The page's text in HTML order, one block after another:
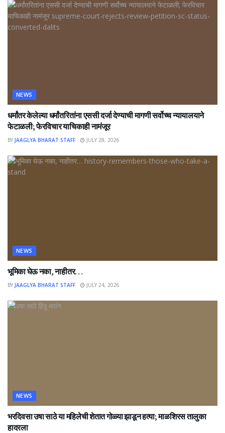
NEWS
धर्मांतर केलेल्या धर्मांतरितांना एससी दर्जा देण्याची मागणी सर्वोच्च न्यायालयाने
फेटाळली; फेरविचार याचिकाही नामंजूर
BY JAAGLYA BHARAT STAFF JULY 28, 2026
NEWS
भूमिका घेऊ नका, नाहीतर…
BY JAAGLYA BHARAT STAFF JULY 24, 2026
NEWS
भरदिवसा उषा साठे या महिलेची शेतात गोळ्या झाडून हत्या; माळशिरस तालुका
हादरला